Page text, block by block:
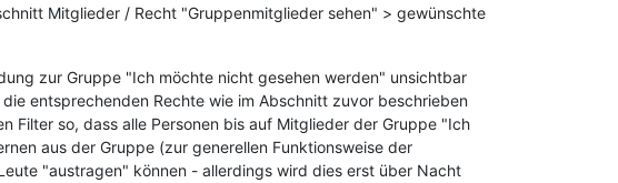
Mitglieder / Recht "Gruppenmitglieder sehen" > gewünschte
zur Gruppe "Ich möchte nicht gesehen werden" unsichtbar
entsprechenden Rechte wie im Abschnitt zuvor beschrieben
so, dass alle Personen bis auf Mitglieder der Gruppe "Ich
aus der Gruppe (zur generellen Funktionsweise der
"austragen" können - allerdings wird dies erst über Nacht